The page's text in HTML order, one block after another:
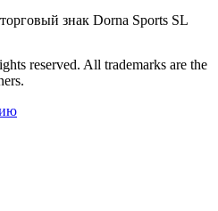
знак Dorna Sports SL
reserved. All trademarks are the